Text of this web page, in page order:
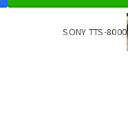
SONY TTS-8000